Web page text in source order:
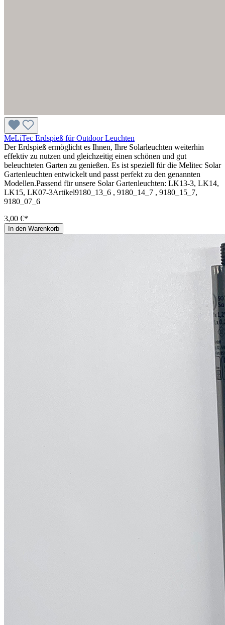
MeLiTec Erdspieß für Outdoor Leuchten
Der Erdspieß ermöglicht es Ihnen, Ihre Solarleuchten weiterhin
effektiv zu nutzen und gleichzeitig einen schönen und gut
beleuchteten Garten zu genießen. Es ist speziell für die Melitec Solar
Gartenleuchten entwickelt und passt perfekt zu den genannten
Modellen.Passend für unsere Solar Gartenleuchten: LK13-3, LK14,
LK15, LK07-3Artikel9180_13_6 , 9180_14_7 , 9180_15_7,
9180_07_6
3,00 €*
In den Warenkorb